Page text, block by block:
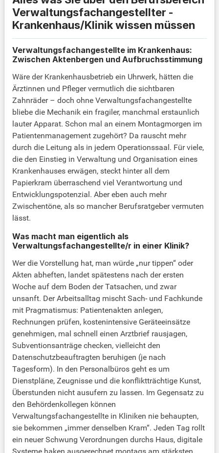
Verwaltungsfachangestellter -
Krankenhaus/Klinik wissen müssen
Verwaltungsfachangestellte im Krankenhaus:
Zwischen Aktenbergen und Aufbruchsstimmung
Wäre der Krankenhausbetrieb ein Uhrwerk, hätten die
Ärztinnen und Pfleger vermutlich die sichtbaren
Zahnräder – doch ohne Verwaltungsfachangestellte
bliebe die Mechanik ein fragiler, manchmal erstaunlich
lauter Apparat. Schon mal an einem Montagmorgen im
Patientenmanagement zugehört? Da rauscht mehr
durch die Leitung als in jedem Operationssaal. Für viele,
die den Einstieg in Verwaltung und Organisation eines
Krankenhauses erwägen, steckt hinter all dem
Papierkram überraschend viel Verantwortung und
Entwicklungspotenzial. Aber eben auch mehr
Zwischentöne, als so mancher Berufsratgeber vermuten
lässt.
Was macht man eigentlich als
Verwaltungsfachangestellte/r in einer Klinik?
Wer die Vorstellung hat, man würde „nur tippen“ oder
Akten abheften, landet spätestens nach der ersten
Woche auf dem Boden der Tatsachen, und zwar
unsanft. Der Arbeitsalltag mischt Sach- und Fachkunde
mit Pragmatismus: Patientenakten anlegen,
Rechnungen prüfen, kostenintensive Geräteeinsätze
genehmigen, mal schnell einen Arztbrief rausjagen,
Subventionsanträge checken, vielleicht den
Datenschutzbeauftragten beruhigen (je nach
Tagesform). In den Personalbüros geht es um
Dienstpläne, Zeugnisse und die konfliktträchtige Kunst,
Überstunden nicht ausufern zu lassen. Im Gegensatz zu
den Behördenkollegen können
Verwaltungsfachangestellte in Kliniken nie behaupten,
sie bekommen „immer denselben Kram“. Jeden Tag rollt
ein neuer Schwung Verordnungen durchs Haus, digitale